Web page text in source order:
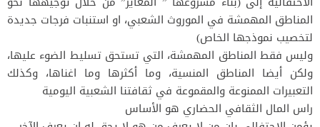
المناطق المهمشة في الموروث الشعبي، او استنبات فرجات جديدة
لتخصيب نموذجها الخاص)
وليس فقط المناطق المهمشة، التي تستحق تسليط الضوء عليها،
ولكن أيضا المناطق المنسية، وما أكثرها وما اغناها، وكذلك
التعبيرات الممنوعة والمقموعة في ثقافتنا الشعبية اليومية
راس المال الثقافي الحضاري هو الأساس